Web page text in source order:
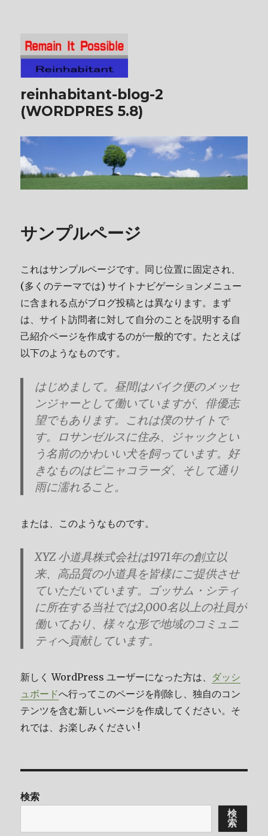
reinhabitant-blog-2
(WORDPRES 5.8)
サンプルページ
これはサンプルページです。同じ位置に固定され、
(多くのテーマでは) サイトナビゲーションメニュー
に含まれる点がブログ投稿とは異なります。まず
は、サイト訪問者に対して自分のことを説明する自
己紹介ページを作成するのが一般的です。たとえば
以下のようなものです。
はじめまして。昼間はバイク便のメッセ
ンジャーとして働いていますが、俳優志
望でもあります。これは僕のサイトで
す。ロサンゼルスに住み、ジャックとい
う名前のかわいい犬を飼っています。好
きなものはピニャコラーダ、そして通り
雨に濡れること。
または、このようなものです。
XYZ 小道具株式会社は1971年の創立以
来、高品質の小道具を皆様にご提供させ
ていただいています。ゴッサム・シティ
に所在する当社では2,000名以上の社員が
働いており、様々な形で地域のコミュニ
ティへ貢献しています。
新しく WordPress ユーザーになった方は、 ダッシ
ュボードへ行ってこのページを削除し、独自のコン
テンツを含む新しいページを作成してください。そ
れでは、お楽しみください !
検索
検
索